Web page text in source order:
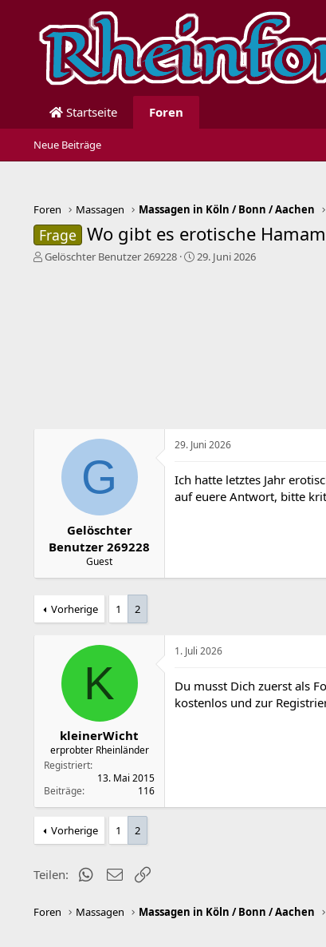
Startseite Foren
Neue Beiträge
Foren Massagen Massagen in Köln / Bonn / Aachen
Frage Wo gibt es erotische
E
Gelöschter Benutzer 269228
E
29. Juni 2026
G
Gelöschter
Benutzer 269228
Guest
29. Juni 2026
Ich hatte letztes Jahr
auf euere Antwort, bitte
Vorherige 1 2
K
kleinerWicht
erprobter Rheinländer
Registriert
13. Mai 2015
Beiträge
116
1. Juli 2026
Du musst Dich zuerst als
kostenlos und zur
Vorherige 1 2
Teilen: WhatsApp
E-Mail
Foren Massagen Massagen in Köln / Bonn / Aachen